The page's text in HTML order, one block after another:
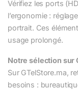
Vérifiez les ports
l’ergonomie :
portrait. Ces
usage prolongé.
Notre sélection sur
Sur GTelStore.ma,
besoins :